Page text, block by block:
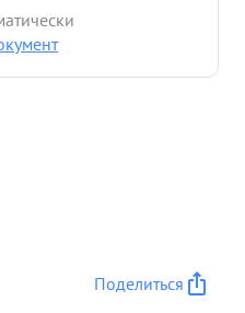
Поделиться